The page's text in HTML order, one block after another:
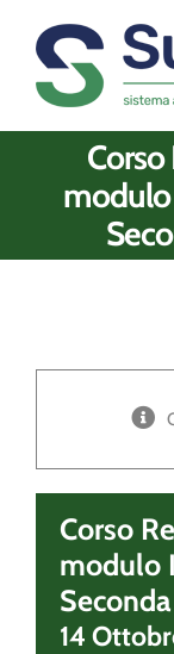
contenuto
modulo
Corso
modulo
14